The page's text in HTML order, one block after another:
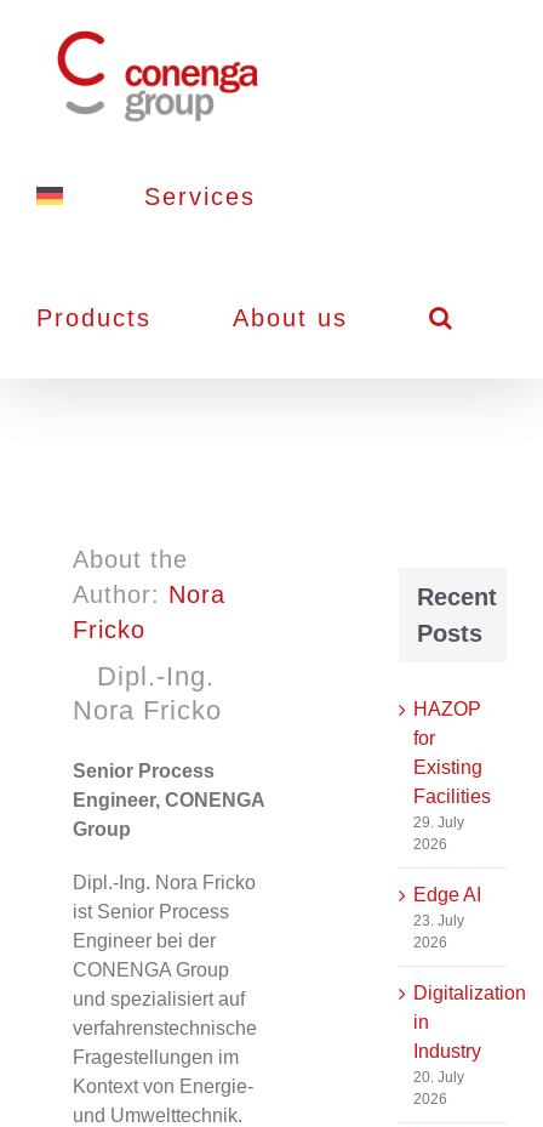
content
Services
Products About us
About the
Author: Nora
Fricko
Dipl.-Ing.
Nora Fricko
Senior Process
Engineer, CONENGA
Group
Dipl.-Ing. Nora Fricko
ist Senior Process
Engineer bei der
CONENGA Group
und spezialisiert auf
verfahrenstechnische
Fragestellungen im
Kontext von Energie-
und Umwelttechnik.
Recent
Posts
HAZOP
for
Existing
Facilities
29. July
2026
Edge AI
23. July
2026
Digitalization
in
Industry
20. July
2026